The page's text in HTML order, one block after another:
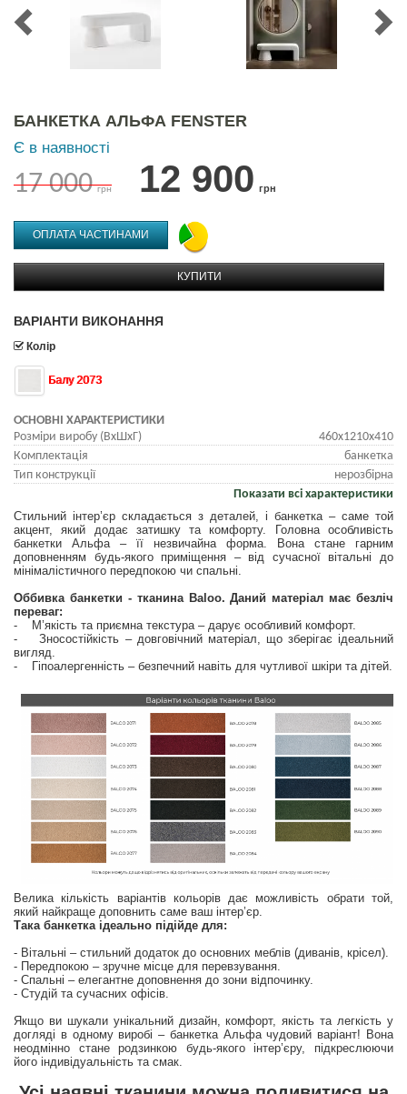
БАНКЕТКА АЛЬФА FENSTER
Є в наявності
17 000 грн 12 900 грн
ОПЛАТА ЧАСТИНАМИ
КУПИТИ
ВАРІАНТИ ВИКОНАННЯ
Колір
Балу 2073
ОСНОВНІ ХАРАКТЕРИСТИКИ
Розміри виробу (ВхШхГ)
460х1210х410
Комплектація
банкетка
Тип конструкції
нерозбірна
Показати всі характеристики
Стильний інтер’єр складається з деталей, і банкетка – саме той
акцент, який додає затишку та комфорту. Головна особливість
банкетки Альфа – її незвичайна форма. Вона стане гарним
доповненням будь-якого приміщення – від сучасної вітальні до
мінімалістичного передпокою чи спальні.
Оббивка банкетки - тканина Baloo. Даний матеріал має безліч
переваг:
- М’якість та приємна текстура – дарує особливий комфорт.
- Зносостійкість – довговічний матеріал, що зберігає ідеальний
вигляд.
- Гіпоалергенність – безпечний навіть для чутливої шкіри та дітей.
Велика кількість варіантів кольорів дає можливість обрати той,
який найкраще доповнить саме ваш інтер’єр.
Така банкетка ідеально підійде для:
- Вітальні – стильний додаток до основних меблів (диванів, крісел).
- Передпокою – зручне місце для перевзування.
- Спальні – елегантне доповнення до зони відпочинку.
- Студій та сучасних офісів.
Якщо ви шукали унікальний дизайн, комфорт, якість та легкість у
догляді в одному виробі – банкетка Альфа чудовий варіант! Вона
неодмінно стане родзинкою будь-якого інтер’єру, підкреслюючи
його індивідуальність та смак.